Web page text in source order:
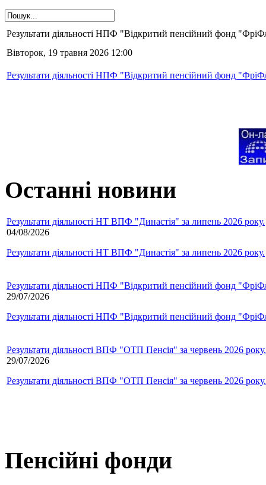
Результати діяльності НПФ "Відкритий пенсійний фонд
Вівторок, 19 травня 2026 12:00
Результати діяльності НПФ "Відкритий пенсійний фонд
Останні новини
Результати діяльності НТ ВПФ "Династія" за липень 2026 року.
04/08/2026
Результати діяльності НТ ВПФ "Династія" за липень 2026 року.
Результати діяльності НПФ "Відкритий пенсійний фонд
29/07/2026
Результати діяльності НПФ "Відкритий пенсійний фонд
Результати діяльності ВПФ "ОТП Пенсія" за червень 2026 року.
29/07/2026
Результати діяльності ВПФ "ОТП Пенсія" за червень 2026 року.
Пенсійні фонди